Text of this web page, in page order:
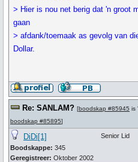
> Hier is nou net berig dat 'n groot
gaan
> afdank/toemaak as gevolg van
Dollar.
Re: SANLAM? [boodskap #85945 is
boodskap #85895]
DiDi[1]
Boodskappe: 345
Geregistreer: Oktober 2002
Senior Lid